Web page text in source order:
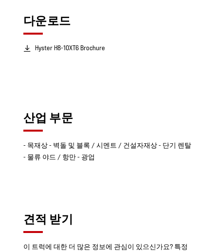
다운로드
Hyster H8-10XT6 Brochure
산업 부문
- 목재상 - 벽돌 및 블록 / 시멘트 / 건설자재상 - 단기 렌탈
- 물류 야드 / 항만 - 광업
견적 받기
이 트럭에 대한 더 많은 정보에 관심이 있으신가요? 특정